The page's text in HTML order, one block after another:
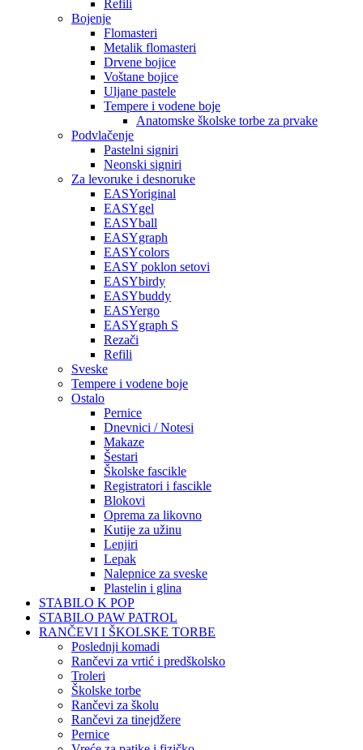
Refili
Bojenje
Flomasteri
Metalik flomasteri
Drvene bojice
Voštane bojice
Uljane pastele
Tempere i vodene boje
Anatomske školske torbe za prvake
Podvlačenje
Pastelni signiri
Neonski signiri
Za levoruke i desnoruke
EASYoriginal
EASYgel
EASYball
EASYgraph
EASYcolors
EASY poklon setovi
EASYbirdy
EASYbuddy
EASYergo
EASYgraph S
Rezači
Refili
Sveske
Tempere i vodene boje
Ostalo
Pernice
Dnevnici / Notesi
Makaze
Šestari
Školske fascikle
Registratori i fascikle
Blokovi
Oprema za likovno
Kutije za užinu
Lenjiri
Lepak
Nalepnice za sveske
Plastelin i glina
STABILO K POP
STABILO PAW PATROL
RANČEVI I ŠKOLSKE TORBE
Poslednji komadi
Rančevi za vrtić i predškolsko
Troleri
Školske torbe
Rančevi za školu
Rančevi za tinejdžere
Pernice